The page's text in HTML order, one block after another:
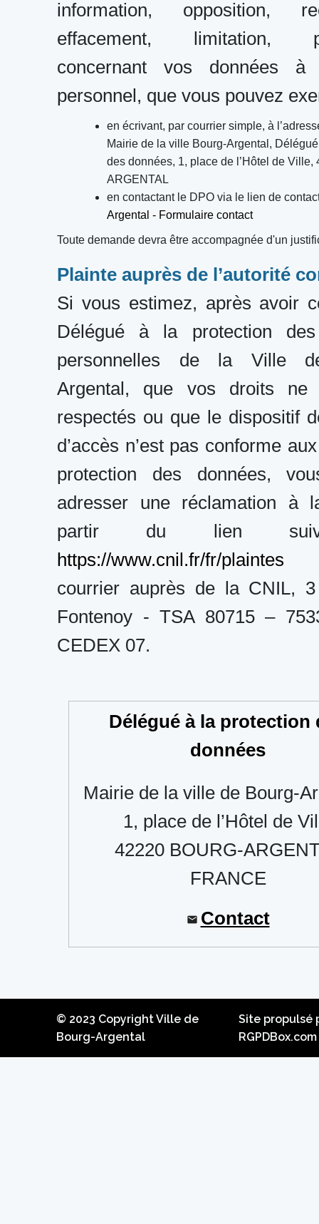
information, opposition,
effacement, limitation,
concernant vos données à
personnel, que vous pouvez
en écrivant, par courrier simple, à
Mairie de la ville Bourg-Argental,
des données, 1, place de l’Hôtel de Ville,
ARGENTAL
en contactant le DPO via le lien de
Argental - Formulaire contact
Toute demande devra être accompagnée d'un
Plainte auprès de l’autorité
Si vous estimez, après avoir
Délégué à la protection des
personnelles de la Ville
Argental, que vos droits ne
respectés ou que le dispositif
d’accès n’est pas conforme
protection des données,
adresser une réclamation à
partir du lien
https://www.cnil.fr/fr/plaintes
courrier auprès de la CNIL,
Fontenoy - TSA 80715 –
CEDEX 07.
Délégué à la protection
données
Mairie de la ville de Bourg-
1, place de l’Hôtel de
42220 BOURG-
FRANCE
Contact
© 2023 Copyright Ville de
Bourg-Argental
Site propulsé
RGPDBox.com